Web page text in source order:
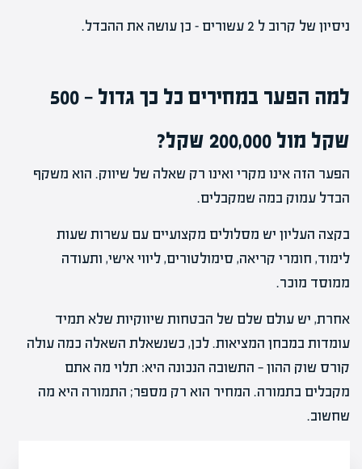
ניסיון של קרוב ל 2 עשורים – כן עושה את ההבדל.
למה הפער במחירים כל כך גדול — 500
שקל מול 200,000 שקל?
הפער הזה אינו מקרי ואינו רק שאלה של שיווק. הוא משקף
הבדל עמוק במה שמקבלים.
בקצה העליון יש מסלולים מקצועיים עם עשרות שעות
לימוד, חומרי קריאה, סימולטורים, ליווי אישי, ותעודה
ממוסד מוכר.
אחרת, יש עולם שלם של הבטחות שיווקיות שלא תמיד
עומדות במבחן המציאות. לכן, כשנשאלת השאלה כמה עולה
קורס שוק ההון — התשובה הנכונה היא: תלוי מה אתם
מקבלים בתמורה. המחיר הוא רק מספר; התמורה היא מה
שחשוב.